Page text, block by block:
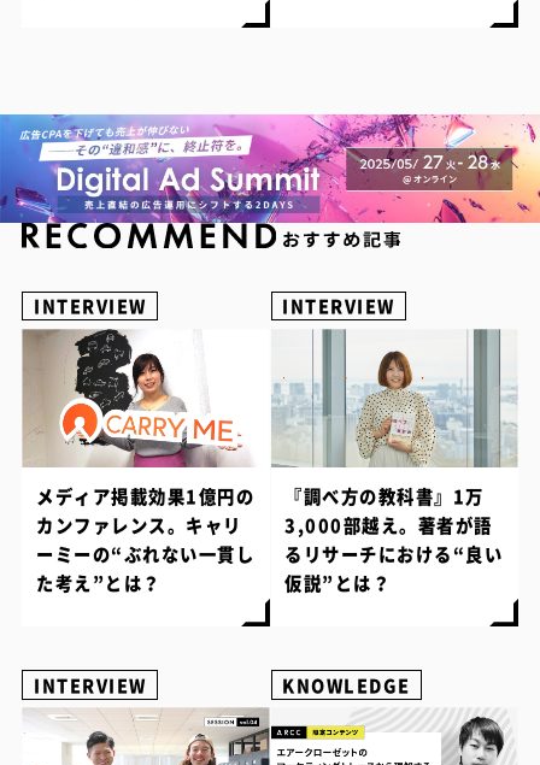
INTERVIEW
メディア掲載効果1億円の
カンファレンス。キャリ
ーミーの“ぶれない一貫し
た考え”とは？
INTERVIEW
『調べ方の教科書』1万
3,000部越え。著者が語
るリサーチにおける“良い
仮説”とは？
INTERVIEW KNOWLEDGE